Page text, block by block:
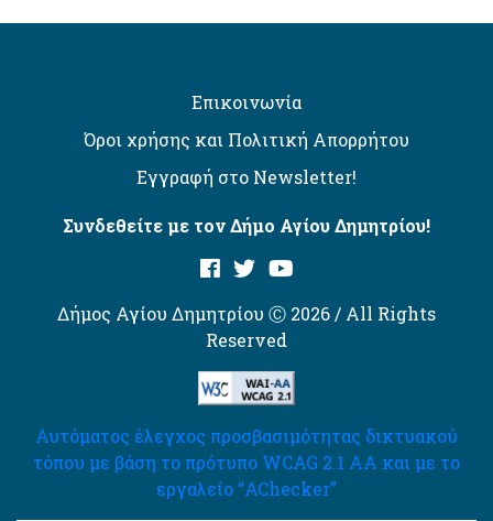
Επικοινωνία
Όροι χρήσης και Πολιτική Απορρήτου
Εγγραφή στο Newsletter!
Συνδεθείτε με τον Δήμο Αγίου Δημητρίου!
Δήμος Αγίου Δημητρίου Ⓒ 2026 / All Rights
Reserved
Αυτόματος έλεγχος προσβασιμότητας δικτυακού
τόπου με βάση το πρότυπο WCAG 2.1 AA και με το
εργαλείο “AChecker”